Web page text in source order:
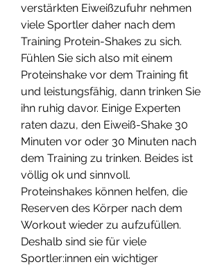
verstärkten Eiweißzufuhr nehmen
viele Sportler daher nach dem
Training Protein-Shakes zu sich.
Fühlen Sie sich also mit einem
Proteinshake vor dem Training fit
und leistungsfähig, dann trinken Sie
ihn ruhig davor. Einige Experten
raten dazu, den Eiweiß-Shake 30
Minuten vor oder 30 Minuten nach
dem Training zu trinken. Beides ist
völlig ok und sinnvoll.
Proteinshakes können helfen, die
Reserven des Körper nach dem
Workout wieder zu aufzufüllen.
Deshalb sind sie für viele
Sportler:innen ein wichtiger